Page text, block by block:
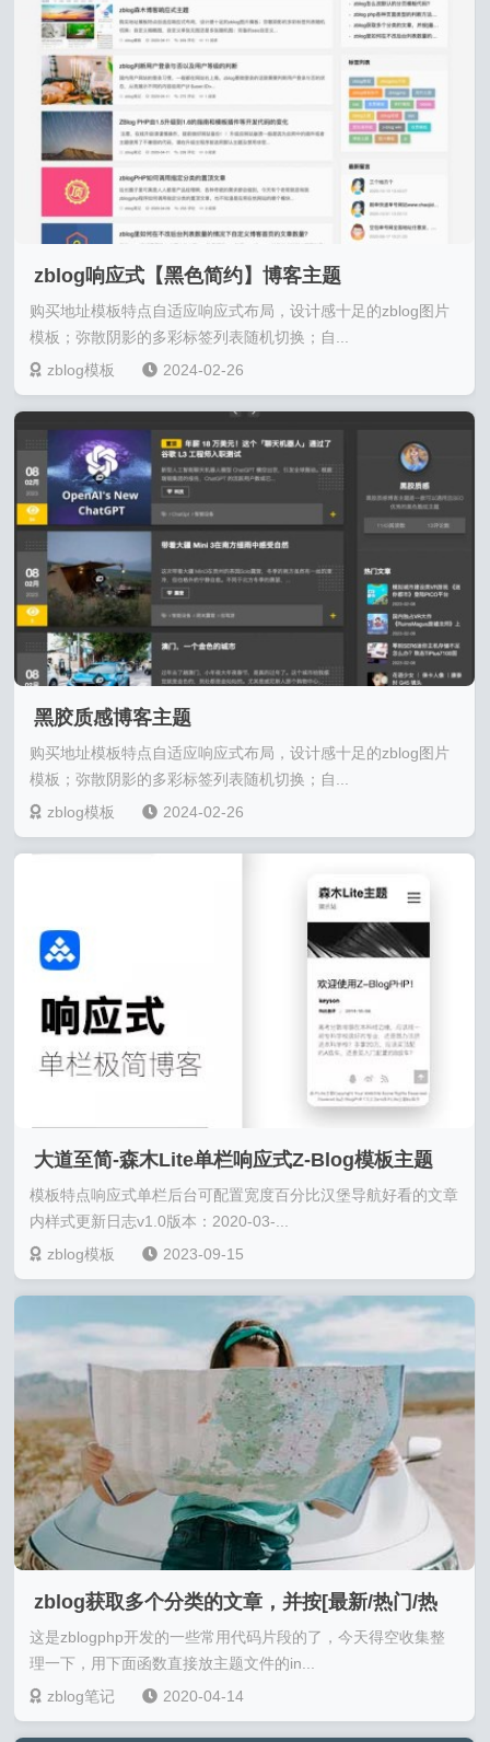
zblog响应式【黑色简约】博客主题
购买地址模板特点自适应响应式布局，设计感十足的zblog图片
模板；弥散阴影的多彩标签列表随机切换；自...
zblog模板
2024-02-26
黑胶质感博客主题
购买地址模板特点自适应响应式布局，设计感十足的zblog图片
模板；弥散阴影的多彩标签列表随机切换；自...
zblog模板
2024-02-26
大道至简-森木Lite单栏响应式Z-Blog模板主题
模板特点响应式单栏后台可配置宽度百分比汉堡导航好看的文章
内样式更新日志v1.0版本：2020-03-...
zblog模板
2023-09-15
zblog获取多个分类的文章，并按[最新/热门/热
评]进行排序
这是zblogphp开发的一些常用代码片段的了，今天得空收集整
理一下，用下面函数直接放主题文件的in...
zblog笔记
2020-04-14